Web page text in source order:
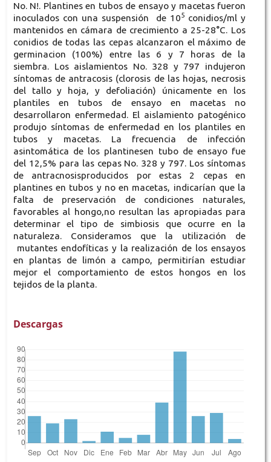
No. N!. Plantines en tubos de ensayo y macetas fueron
inoculados con una suspensión de 105 conidios/ml y
mantenidos en cámara de crecimiento a 25-28°C. Los
conidios de todas las cepas alcanzaron el máximo de
germinacion (100%) entre las 6 y 7 horas de la
siembra. Los aislamientos No. 328 y 797 indujeron
síntomas de antracosis (clorosis de las hojas, necrosis
del tallo y hoja, y defoliación) únicamente en los
plantiles en tubos de ensayo en macetas no
desarrollaron enfermedad. El aislamiento patogénico
produjo síntomas de enfermedad en los plantiles en
tubos y macetas. La frecuencia de infección
asintomática de los plantinesen tubo de ensayo fue
del 12,5% para las cepas No. 328 y 797. Los síntomas
de antracnosisproducidos por estas 2 cepas en
plantines en tubos y no en macetas, indicarían que la
falta de preservación de condiciones naturales,
favorables al hongo,no resultan las apropiadas para
determinar el tipo de simbiosis que ocurre en la
naturaleza. Consideramos que la utilización de
mutantes endofíticas y la realización de los ensayos
en plantas de limón a campo, permitirían estudiar
mejor el comportamiento de estos hongos en los
tejidos de la planta.
Descargas